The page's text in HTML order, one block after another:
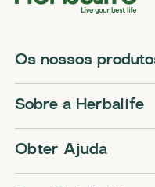
Os nossos
Sobre a Herbalife
Obter Ajuda